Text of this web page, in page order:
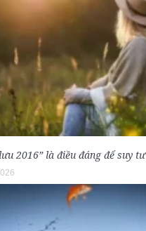
2016” là điều đáng để suy tư